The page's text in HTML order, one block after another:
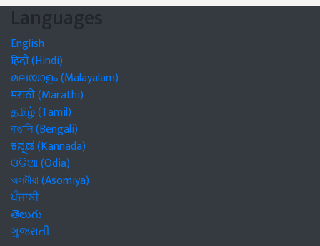
Languages
English
हिंदी (Hindi)
മലയാളം (Malayalam)
मराठी (Marathi)
தமிழ் (Tamil)
বাঙালি (Bengali)
ಕನ್ನಡ (Kannada)
ଓଡିଆ (Odia)
অসমীয়া (Asomiya)
ਪੰਜਾਬੀ
తెలుగు
ગુજરાતી